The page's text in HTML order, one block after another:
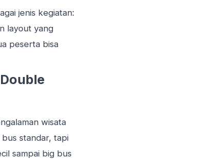
jenis kegiatan:
layout yang
peserta bisa
wisata
standar, tapi
sampai big bus